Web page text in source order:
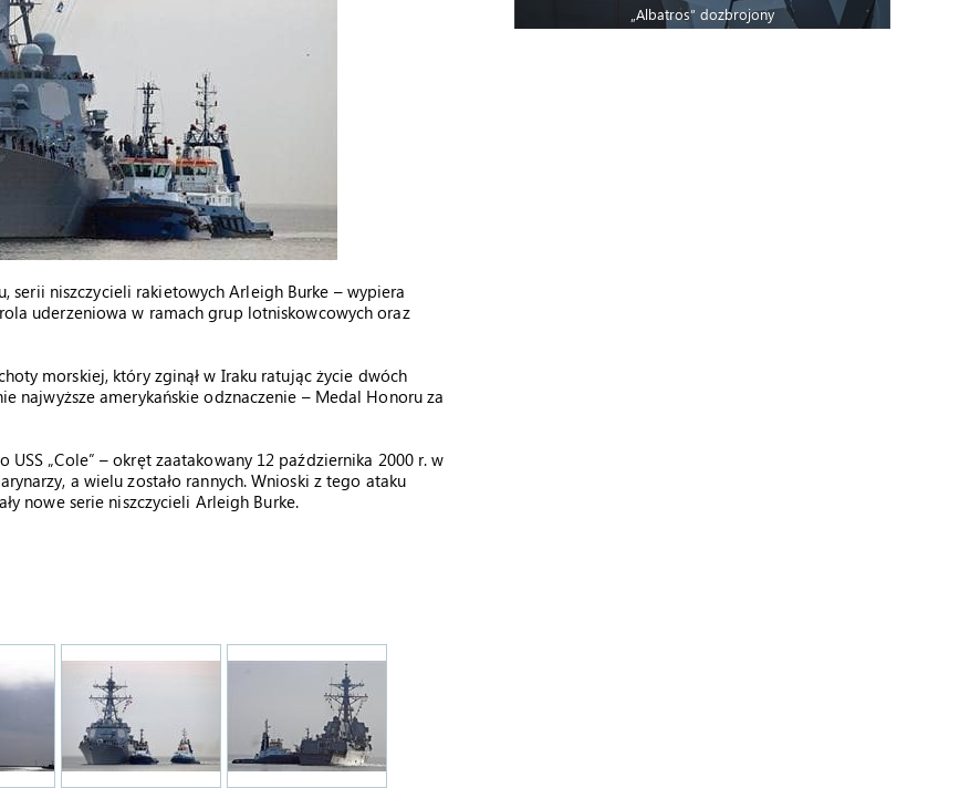
niszczycieli rakietowych Arleigh Burke – wypiera
uderzeniowa w ramach grup lotniskowcowych oraz
morskiej, który zginął w Iraku ratując życie dwóch
najwyższe amerykańskie odznaczenie – Medal Honoru za
„Cole” – okręt zaatakowany 12 października 2000 r. w
a wielu zostało rannych. Wnioski z tego ataku
nowe serie niszczycieli Arleigh Burke.
„Albatros” dozbrojony